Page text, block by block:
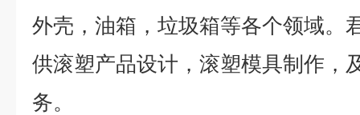
外壳，油箱，垃圾箱等各个领域。
供滚塑产品设计，滚塑模具制作，
务。